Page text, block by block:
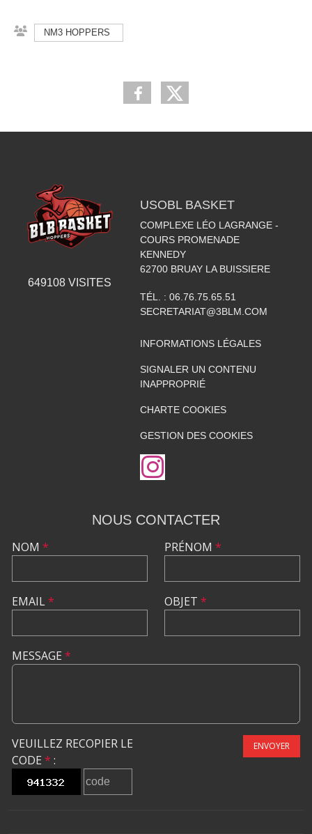
NM3 HOPPERS
649108 VISITES
USOBL BASKET
COMPLEXE LÉO LAGRANGE -
COURS PROMENADE
KENNEDY
62700 BRUAY LA BUISSIERE
TÉL. : 06.76.75.65.51
SECRETARIAT@3BLM.COM
INFORMATIONS LÉGALES
SIGNALER UN CONTENU
INAPPROPRIÉ
CHARTE COOKIES
GESTION DES COOKIES
NOUS CONTACTER
NOM *
EMAIL*
PRÉNOM *
OBJET *
MESSAGE *
VEUILLEZ RECOPIER LE
CODE * :
ENVOYER